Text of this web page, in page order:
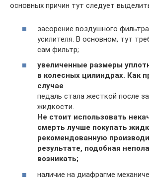
основных причин тут следует
засорение воздушного
усилителя. В основном, тут
сам фильтр;
увеличенные размеры
в колесных цилиндрах. Как
случае
педаль стала жесткой после
жидкости.
Не стоит использовать
смерть лучше покупать
рекомендованную
результате, подобная
возникать;
наличие на диафрагме